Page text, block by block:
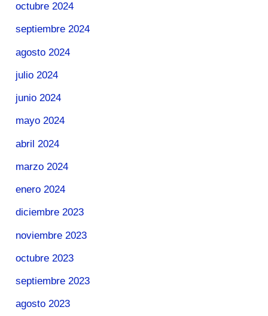
octubre 2024
septiembre 2024
agosto 2024
julio 2024
junio 2024
mayo 2024
abril 2024
marzo 2024
enero 2024
diciembre 2023
noviembre 2023
octubre 2023
septiembre 2023
agosto 2023